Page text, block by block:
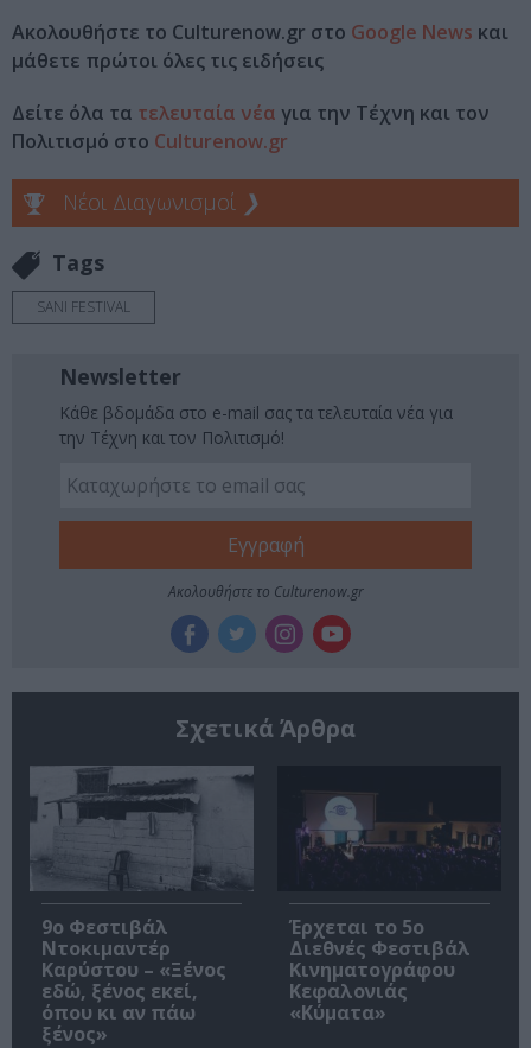
Ακολουθήστε το Culturenow.gr στο Google News και
μάθετε πρώτοι όλες τις ειδήσεις
Δείτε όλα τα τελευταία νέα για την Τέχνη και τον
Πολιτισμό στο Culturenow.gr
Νέοι Διαγωνισμοί ❯
Tags
SANI FESTIVAL
Newsletter
Κάθε βδομάδα στο e-mail σας τα τελευταία νέα για
την Τέχνη και τον Πολιτισμό!
Ακολουθήστε το Culturenow.gr
Σχετικά Άρθρα
9ο Φεστιβάλ
Ντοκιμαντέρ
Καρύστου – «Ξένος
εδώ, ξένος εκεί,
όπου κι αν πάω
ξένος»
Έρχεται το 5ο
Διεθνές Φεστιβάλ
Κινηματογράφου
Κεφαλονιάς
«Κύματα»